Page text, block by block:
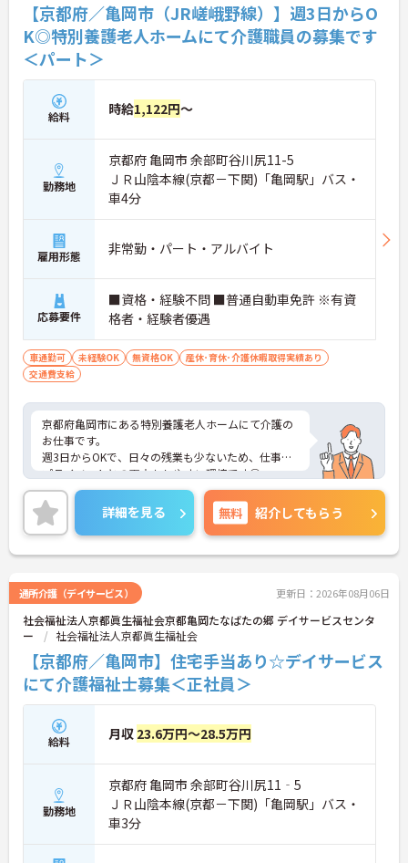
【京都府／亀岡市（JR嵯峨野線）】週3日からO
K◎特別養護老人ホームにて介護職員の募集です
＜パート＞
給料 時給1,122円～
勤務地
京都府 亀岡市 余部町谷川尻11-5
ＪＲ山陰本線(京都－下関)「亀岡駅」バス・
車4分
雇用形態 非常勤・パート・アルバイト
応募要件
■資格・経験不問 ■普通自動車免許 ※有資
格者・経験者優遇
車通勤可 未経験OK 無資格OK
産休･育休･介護休暇取得実績あり
交通費支給
京都府亀岡市にある特別養護老人ホームにて介護の
お仕事です。
週3日からOKで、日々の残業も少ないため、仕事と
プライベートとの両立もしやすい環境です◎
ご興味がある方は是非一度マイナビまでお問い合わ
せください。さらに詳細などお伝えします！
詳細を見る 無料 紹介してもらう
通所介護（デイサービス） 更新日：2026年08月06日
社会福祉法人京都眞生福祉会京都亀岡たなばたの郷 デイサービスセンタ
ー
社会福祉法人京都眞生福祉会
【京都府／亀岡市】住宅手当あり☆デイサービス
にて介護福祉士募集＜正社員＞
給料 月収 23.6万円～28.5万円
勤務地
京都府 亀岡市 余部町谷川尻11‐5
ＪＲ山陰本線(京都－下関)「亀岡駅」バス・
車3分